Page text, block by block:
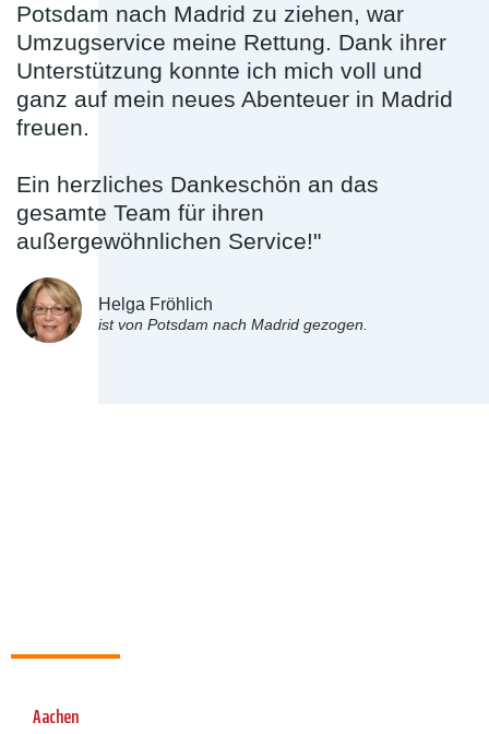
Potsdam nach Madrid zu ziehen, war
Umzugservice meine Rettung. Dank ihrer
Unterstützung konnte ich mich voll und
ganz auf mein neues Abenteuer in Madrid
freuen.
Ein herzliches Dankeschön an das
gesamte Team für ihren
außergewöhnlichen Service!"
Helga Fröhlich
ist von Potsdam nach Madrid gezogen.
Aachen